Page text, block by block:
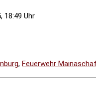
18:49 Uhr
, Feuerwehr